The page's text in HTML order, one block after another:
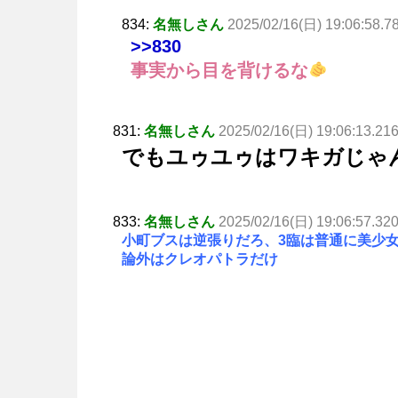
834: 名無しさん 2025/02/16(日)
>>830
事実から目を背けるな
831: 名無しさん 2025/02/16(日) 19:06:13.216
でもユゥユゥはワキガじゃ
833: 名無しさん 2025/02/16(日) 19:06:57.320
小町ブスは逆張りだろ、3臨は普通に美少
論外はクレオパトラだけ